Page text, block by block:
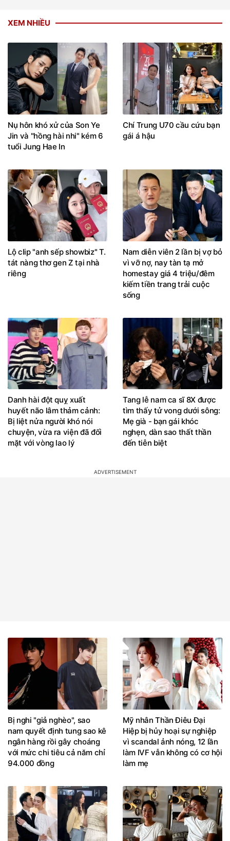
XEM NHIỀU
Nụ hôn khó xử của Son Ye
Jin và "hồng hài nhi" kém 6
tuổi Jung Hae In
Chí Trung U70 cầu cứu bạn
gái á hậu
Lộ clip "anh sếp showbiz" T.
tát nàng thơ gen Z tại nhà
riêng
Nam diễn viên 2 lần bị vợ bỏ
vì vỡ nợ, nay tàn tạ mở
homestay giá 4 triệu/đêm
kiếm tiền trang trải cuộc
sống
Danh hài đột quỵ xuất
huyết não lâm thảm cảnh:
Bị liệt nửa người khó nói
chuyện, vừa ra viện đã đối
mặt với vòng lao lý
Tang lễ nam ca sĩ 8X được
tìm thấy tử vong dưới sông:
Mẹ già - bạn gái khóc
nghẹn, dàn sao thất thần
đến tiễn biệt
Bị nghi "giả nghèo", sao
nam quyết định tung sao kê
ngân hàng rồi gây choáng
với mức chi tiêu cả năm chỉ
94.000 đồng
Mỹ nhân Thần Điêu Đại
Hiệp bị hủy hoại sự nghiệp
vì scandal ảnh nóng, 12 lần
làm IVF vẫn không có cơ hội
làm mẹ